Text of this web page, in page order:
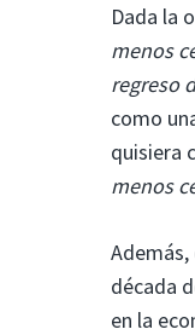
Dada la
menos
regreso
como
quisiera
menos
década
en la